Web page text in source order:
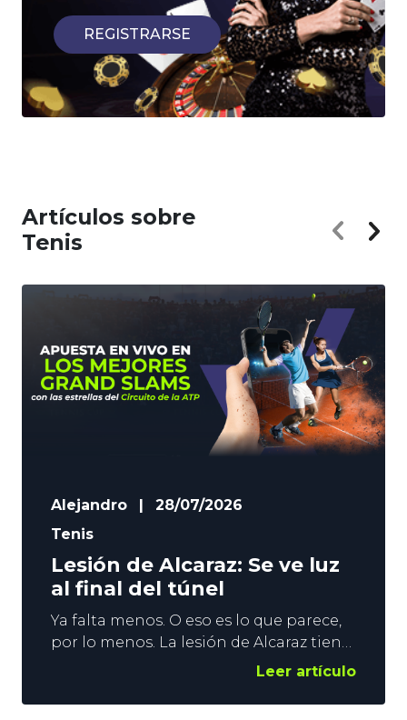
REGISTRARSE
Artículos sobre
Tenis
Alejandro
28/07/2026
Tenis
Lesión de Alcaraz: Se ve luz
al final del túnel
Ya falta menos. O eso es lo que parece,
por lo menos. La lesión de Alcaraz tiene
al español fuera de las pistas desde
entre los 2 mejores tenistas del
Leer artículo